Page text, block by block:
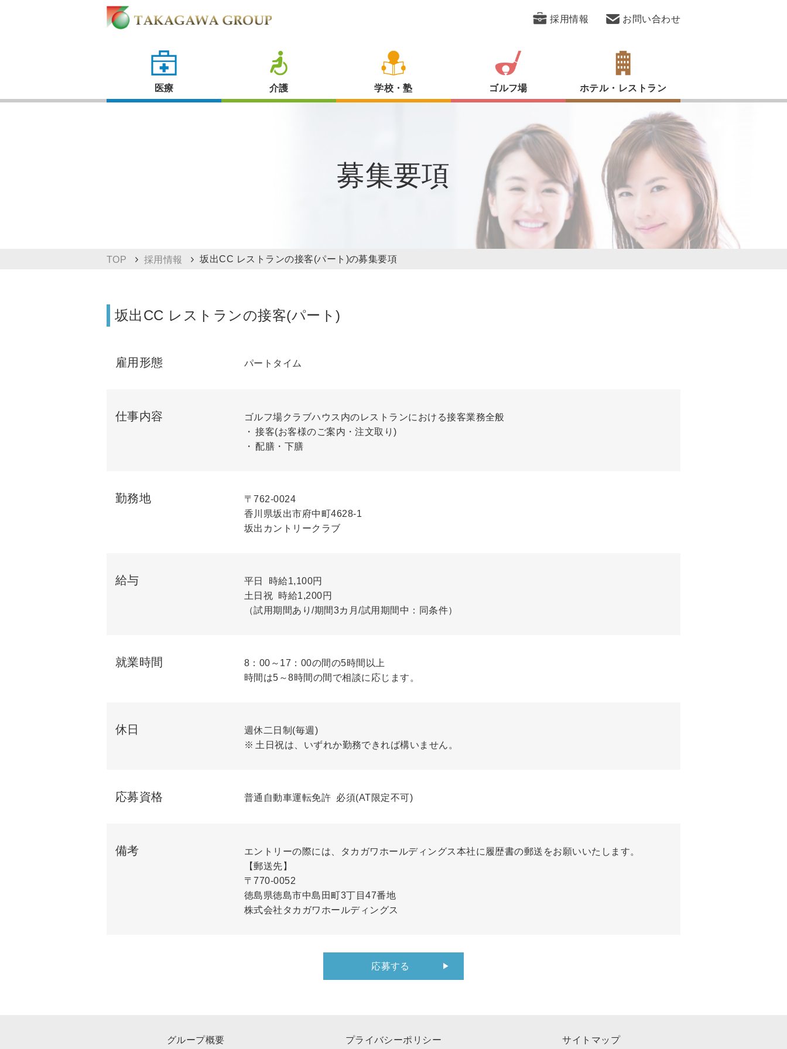
医療 介護 学校・塾 ゴルフ場 ホテル・レストラン
採用情報 お問い合わせ
募集要項
TOP 採用情報 坂出CC レストランの接客(パート)の募集要項
坂出CC レストランの接客(パート)
雇用形態 パートタイム
仕事内容
ゴルフ場クラブハウス内のレストランにおける接客業務全般
接客(お客様のご案内・注文取り)
配膳・下膳
勤務地
〒762-0024
香川県坂出市府中町4628-1
坂出カントリークラブ
給与
平日 時給1,100円
土日祝 時給1,200円
（試用期間あり/期間3カ月/試用期間中：同条件）
就業時間
8：00～17：00の間の5時間以上
時間は5～8時間の間で相談に応じます。
休日
週休二日制(毎週)
土日祝は、いずれか勤務できれば構いません。
応募資格 普通自動車運転免許 必須(AT限定不可)
備考
エントリーの際には、タカガワホールディングス本社に履歴書の郵送をお願いいたします。
【郵送先】
〒770-0052
徳島県徳島市中島田町3丁目47番地
株式会社タカガワホールディングス
応募する
グループ概要 プライバシーポリシー サイトマップ